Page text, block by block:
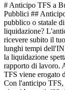
# Anticipo TFS a
Pubblici ##
pubblico o statale
liquidazione?
ricevere subito il
lunghi tempi
la liquidazione
rapporto di lavoro.
TFS viene erogato
Con l'anticipo